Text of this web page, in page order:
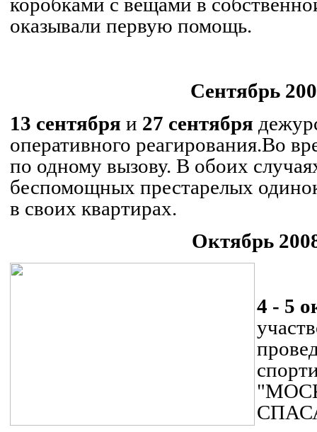
оказывали первую помощь.
Сентябрь
13 сентября и 27 сентября
оперативного реагирования.Во
по одному вызову. В обоих
беспомощных престарелых
в своих квартирах.
Октябрь
4 - 5